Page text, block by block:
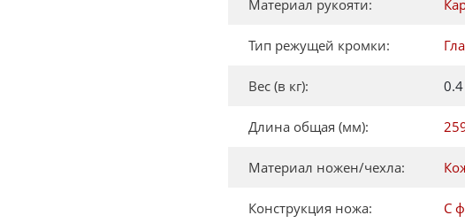
Материал рукояти:
Тип режущей кромки:
Вес (в кг): 0.4
Длина общая (мм):
Материал ножен/чехла:
Конструкция ножа: С